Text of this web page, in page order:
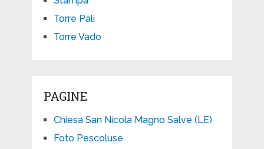
Torre Pali
Torre Vado
PAGINE
Chiesa San Nicola Magno Salve (LE)
Foto Pescoluse